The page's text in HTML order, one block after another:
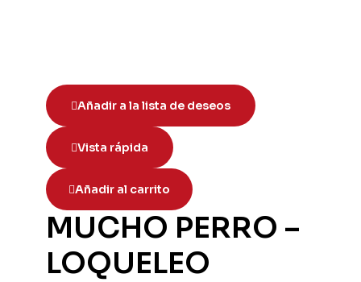
Añadir a la lista de deseos
Vista rápida
Añadir al carrito
MUCHO PERRO –
LOQUELEO